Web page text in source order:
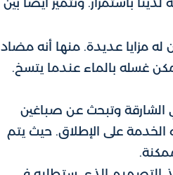
باستمرار. ونتميز أيضًا بين
له مزايا عديدة. منها أنه مضاد
غسله بالماء عندما يتسخ.
الشارقة وتبحث عن صباغين
على الإطلاق. حيث يتم